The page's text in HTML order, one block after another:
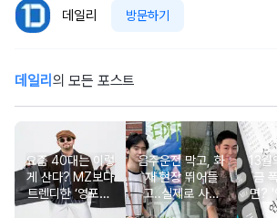
데일리 방문하기
데일리 의 모든 포스트
요즘 40대는 이렇
게 산다? MZ보다
트렌디한 ‘영포티’
분석
음주운전 막고, 화
재 현장 뛰어들
고..실제로 사람
구한 연예인 10
13월
금
면? '
심